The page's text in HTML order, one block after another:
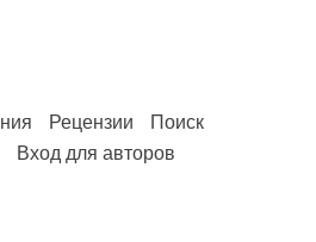
Рецензии
Поиск
Вход для авторов